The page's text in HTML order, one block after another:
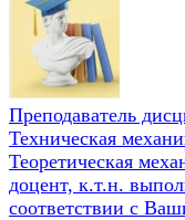
Преподаватель
Техническая
Теоретическая
доцент, к.т.н.
соответствии с